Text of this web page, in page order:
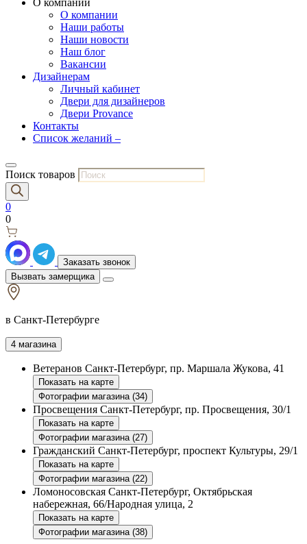
О компании
О компании
Наши работы
Наши новости
Наш блог
Вакансии
Дизайнерам
Личный кабинет
Двери для дизайнеров
Двери Provance
Контакты
Список желаний –
Поиск товаров
0
0
Заказать звонок
Вызвать замерщика
в Санкт-Петербурге
4 магазина
Ветеранов Санкт-Петербург, пр. Маршала Жукова, 41
Показать на карте
Фотографии магазина (34)
Просвещения Санкт-Петербург, пр. Просвещения, 30/1
Показать на карте
Фотографии магазина (27)
Гражданский Санкт-Петербург, проспект Культуры, 29/1
Показать на карте
Фотографии магазина (22)
Ломоносовская Санкт-Петербург, Октябрьская
набережная, 66/Народная улица, 2
Показать на карте
Фотографии магазина (38)